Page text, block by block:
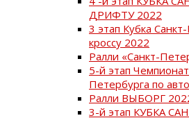
ДРИФТУ 2022
3 этап Кубка
кроссу 2022
Ралли «Санкт-
5-й этап
Петербурга по
Ралли ВЫБОРГ
3-й этап КУБКА